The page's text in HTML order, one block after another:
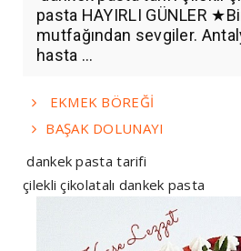
pasta HAYIRLI GÜNLER
mutfağından sevgiler.
hasta ...
EKMEK BÖREĞİ
BAŞAK DOLUNAYI
dankek pasta tarifi
çilekli çikolatalı dankek pasta